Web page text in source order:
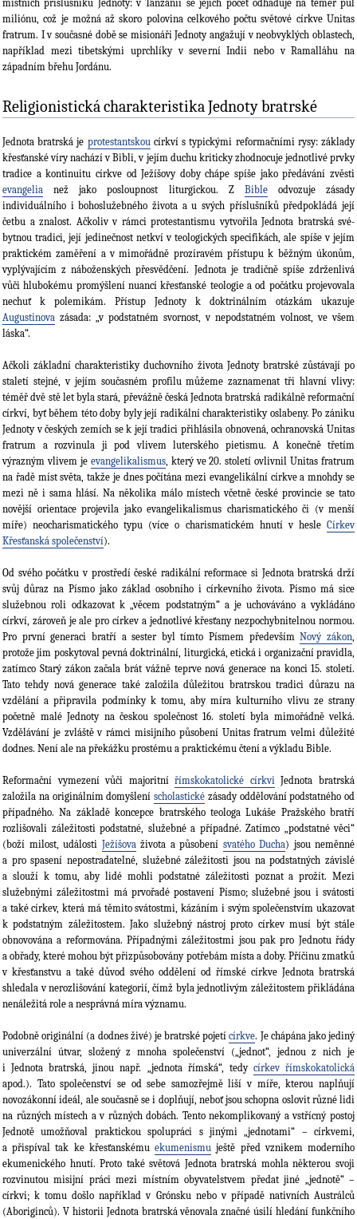
místních příslušníků Jednoty: v Tanzánii se jejich počet odhaduje na téměř půl
miliónu, což je možná až skoro polovina celkového počtu světové církve Unitas
fratrum. I v současné době se misionáři Jednoty angažují v neobvyklých oblastech,
například mezi tibetskými uprchlíky v severní Indii nebo v Ramalláhu na
západním břehu Jordánu.
Religionistická charakteristika Jednoty bratrské
Jednota bratrská je protestantskoucírkví s typickými reformačními rysy: základy
křesťanské víry nachází v Bibli, v jejím duchu kriticky zhodnocuje jednotlivé prvky
tradice a kontinuitu církve od Ježíšovy doby chápe spíše jako předávání zvěsti
evangelia než jako posloup­nost liturgickou. Z Bibleodvozuje zásady
individuálního i bohoslužebného života a u svých přísluš­níků předpokládá její
četbu a znalost. Ačkoliv v rámci protestantismu vytvořila Jednota bratr­ská své­
bytnou tradici, její jedinečnost netkví v teologických specifikách, ale spíše v jejím
prak­tickém zaměření a v mimo­řádně prozíravém přístupu k běžným úkonům,
vyplývajícím z ná­boženských přesvědčení. Jed­nota je tradičně spíše zdrženlivá
vůči hlubokému promýšlení nuancí křesťanské teologie a od počátku projevovala
nechuť k polemikám. Přístup Jednoty k doktrinálním otázkám ukazuje
Augustinova zásada: „v podstatném svornost, v nepodstatném volnost, ve všem
láska“.
Ačkoli základní charakteristiky duchovního života Jednoty bratrské zůstávají po
staletí stejné, v jejím současném profilu můžeme zaznamenat tři hlavní vlivy:
téměř dvě stě let byla stará, převážně česká Jednota bratrská radikálně reformační
církví, byť během této doby byly její radikální charakteristiky oslabeny. Po zániku
Jednoty v českých zemích se k její tradi­ci přihlá­sila obnovená, ochranovská Unitas
fratrum a rozvinula ji pod vlivem luterského pietismu. A konečně třetím
výrazným vlivem je evangelikalismus, kte­rý ve 20. sto­letí ovlivnil Unitas frat­rum
na řadě míst světa, takže je dnes počítána mezi evangelikál­ní církve a mnohdy se
mezi ně i sama hlásí. Na několika málo místech včetně české provincie se tato
novější orientace projevila jako evangelikalis­mus charismatického či (v menší
míře) neocharismatického typu (více o charismatickém hnutí v hesle Církev
Křesťanská společenství).
Od svého počátku v prostředí české radikální reformace si Jednota bratrská drží
svůj důraz na Písmo jako základ osobního i církevního života. Písmo má sice
služebnou roli odkazovat k „věcem podstatným“ a je uchováváno a vykládáno
církví, zároveň je ale pro církev a jednotlivé křesťany nezpochybnitelnou normou.
Pro první generaci bratří a sester byl tímto Písmem předevšímNový zákon,
protože jim poskytoval pevná doktrinální, liturgická, etická i organi­zační pravidla,
zatímco Starý zákon začala brát vážně teprve nová generace na konci 15. sto­letí.
Tato tehdy nová generace také založila důležitou bratrskou tradici důrazu na
vzdělání a připravila podmínky k tomu, aby míra kulturního vlivu ze strany
početně malé Jednoty na českou společnost 16. století byla mimořádně velká.
Vzdělávání je zvláště v rámci misijní­ho působení Unitas fratrum velmi důležité
dodnes. Není ale na pře­kážku prostému a praktické­mu čtení a výkladu Bible.
Reformační vymezení vůči majoritnířímskokatolické církviJednota bratrská
založila na origi­nálním domyšlení scholastické zásady oddělování podstatného od
případného. Na základě kon­cepce bratrského teologa Lukáše Pražského bratří
rozlišovali záležitosti podstatné, slu­žebné a případné. Zatímco „podstatné věci“
(boží milost, události Ježíšovaživota a působení sva­tého Ducha) jsou neměnné
a pro spasení nepostradatelné, služebné záležitosti jsou na pod­statných závislé
a slouží k tomu, aby lidé mohli podstatné záležitosti poznat a prožít. Mezi
služebnými záležitostmi má prvořadé posta­vení Písmo; služebné jsou i svátosti
a také církev, která má těmito svátostmi, kázáním i svým spo­lečenst­vím ukazovat
k podstatným záležitostem. Jako služebný nástroj proto církev musí být stále
obnovována a reformována. Případnými záležitostmi jsou pak pro Jednotu řá­dy
a obřa­dy, které mohou být přizpůsobovány potřebám místa a doby. Příčinu zmatků
v křesťan­stvu a také důvod svého oddělení od římské církve Jednota bratrská
shledala v nerozlišování kate­gorií, čímž byla jednotlivým záležitostem přikládána
nenáležitá role a nesprávná míra vý­znamu.
Podobně originální (a dodnes živé) je bratrské pojetícírkve. Je chápána jako jediný
univerzální útvar, slože­ný z mnoha společenství („jednot“, jednou z nich je
i Jednota bratrská, jinou např. „jednota římská“, tedy církev římskokatolická
apod.). Tato společenství se od sebe samo­zřejmě liší v míře, kterou naplňují
novozákonní ideál, ale sou­časně se i dopl­ňují, neboť jsou schopna oslovit různé lidi
na různých místech a v různých do­bách. Tento nekomplikovaný a vstřícný postoj
Jednotě umožňoval praktickou spolupráci s jinými „jednotami“ – církvemi,
a přispí­val tak ke křesťanskémuekumenismu ještě před vznikem moderního
ekumenického hnutí. Proto také světová Jednota bratrská mohla některou svoji
rozvinutou misijní práci mezi místním obyvatelstvem předat jiné „jednotě“ –
církvi; k tomu došlo například v Grónsku nebo v případě nativních Austrálců
(Aboriginců). V historii Jednota bratrská věno­vala značné úsilí hledání funkčního